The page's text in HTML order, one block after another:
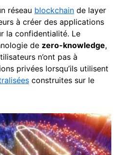
réseau blockchain de layer
à créer des applications
la confidentialité. Le
de zero-knowledge,
n’ont pas à
privées lorsqu’ils utilisent
construites sur le